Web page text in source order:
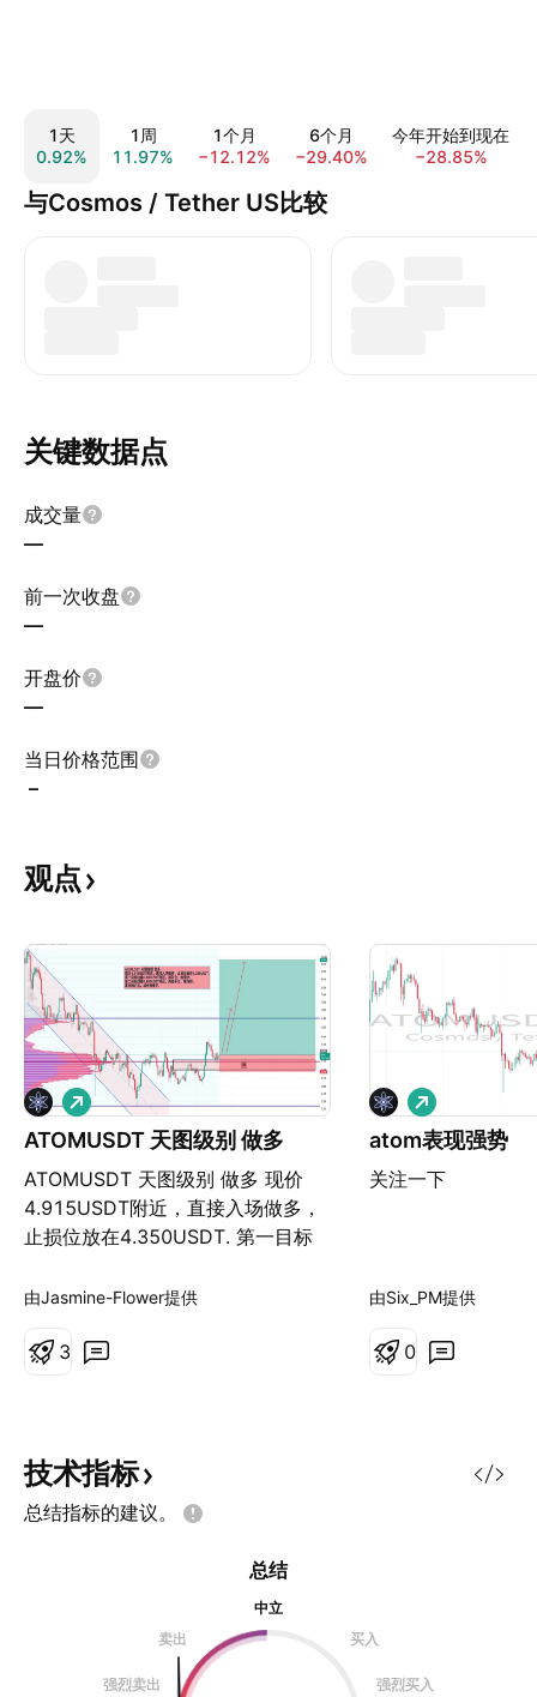
1天
0.92%
1周
11.97%
1个月
−12.12%
6个月
−29.40%
今年开始到现在
−28.85%
与Cosmos / Tether US比较
关键数据点
成交量
—
前一次收盘
—
开盘价
—
当日价格范围
–
观点
ATOMUSDT 天图级别 做多
ATOMUSDT 天图级别 做多 现价
4.915USDT附近，直接入场做多，
止损位放在4.350USDT. 第一目标
保护。 第二目标位看9.800USDT附
去，减仓推保护。
做
多
由Jasmine-Flower提供
3
atom表现强势
关注一下
做
多
由Six_PM提供
0
技术指标
总结指标的建议。
总结
中立
卖出
买入
强烈卖出 强烈买入